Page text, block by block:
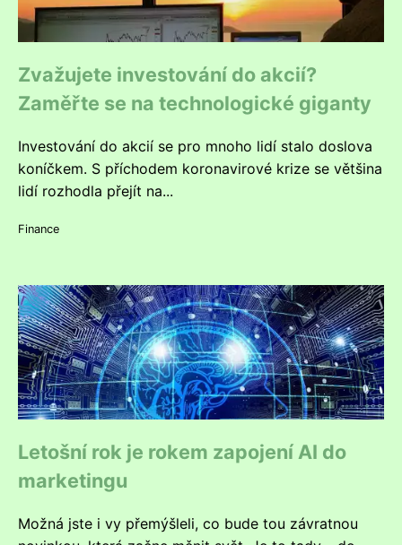
Zvažujete investování do akcií?
Zaměřte se na technologické giganty
Investování do akcií se pro mnoho lidí stalo doslova
koníčkem. S příchodem koronavirové krize se většina
lidí rozhodla přejít na...
Finance
Letošní rok je rokem zapojení AI do
marketingu
Možná jste i vy přemýšleli, co bude tou závratnou